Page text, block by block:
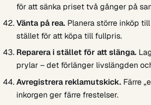
för att sänka priset två gånger på
Vänta på rea. Planera större inköp
stället för att köpa till fullpris.
Reparera i stället för att slänga.
prylar – det förlänger livslängden
Avregistrera reklamutskick. Färre
inkorgen ger färre frestelser.